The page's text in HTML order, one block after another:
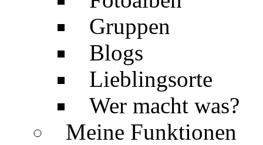
Gruppen
Blogs
Lieblingsorte
Wer macht was?
Meine Funktionen